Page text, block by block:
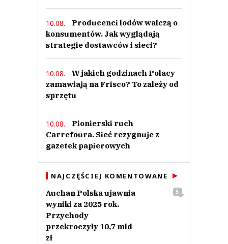
10.08.
Producenci lodów walczą o
konsumentów. Jak wyglądają
strategie dostawców i sieci?
10.08.
W jakich godzinach Polacy
zamawiają na Frisco? To zależy od
sprzętu
10.08.
Pionierski ruch
Carrefoura. Sieć rezygnuje z
gazetek papierowych
NAJCZĘŚCIEJ KOMENTOWANE
Auchan Polska ujawnia
wyniki za 2025 rok.
Przychody
przekroczyły 10,7 mld
zł
5